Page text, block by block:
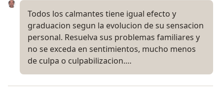
Todos los calmantes tiene igual efecto y
graduacion segun la evolucion de su sensacion
personal. Resuelva sus problemas familiares y
no se exceda en sentimientos, mucho menos
de culpa o culpabilizacion.…